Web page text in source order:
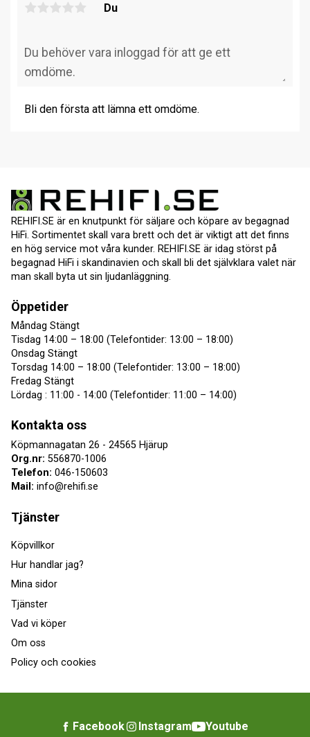
Du
Bli den första att lämna ett omdöme.
REHIFI.SE är en knutpunkt för säljare och köpare av begagnad
HiFi. Sortimentet skall vara brett och det är viktigt att det finns
en hög service mot våra kunder. REHIFI.SE är idag störst på
begagnad HiFi i skandinavien och skall bli det självklara valet när
man skall byta ut sin ljudanläggning.
Öppetider
Måndag Stängt
Tisdag 14:00 – 18:00 (Telefontider: 13:00 – 18:00)
Onsdag Stängt
Torsdag 14:00 – 18:00 (Telefontider: 13:00 – 18:00)
Fredag Stängt
Lördag : 11:00 - 14:00 (Telefontider: 11:00 – 14:00)
Kontakta oss
Köpmannagatan 26 - 24565 Hjärup
Org.nr: 556870-1006
Telefon: 046-150603
Mail: info@rehifi.se
Tjänster
Köpvillkor
Hur handlar jag?
Mina sidor
Tjänster
Vad vi köper
Om oss
Policy och cookies
Facebook Instagram Youtube